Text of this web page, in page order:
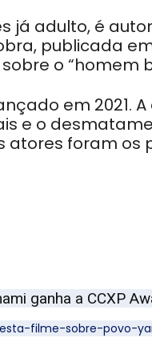
já adulto, é
publicada
o “homem
em
e o
atores foram os
ganha a CCXP
filme-sobre-povo-